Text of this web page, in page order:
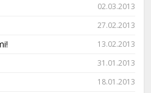
02.03.2013
27.02.2013
13.02.2013
31.01.2013
18.01.2013